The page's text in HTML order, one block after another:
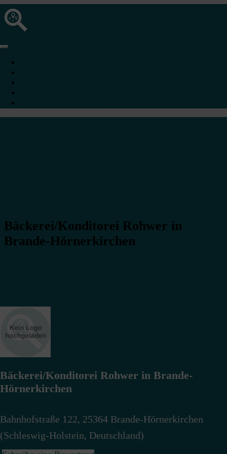
Bäckerei/Konditorei Rohwer in
Brande-Hörnerkirchen
Bäckerei/Konditorei Rohwer in Brande-
Hörnerkirchen
Bahnhofstraße 122, 25364 Brande-Hörnerkirchen
(Schleswig-Holstein, Deutschland)